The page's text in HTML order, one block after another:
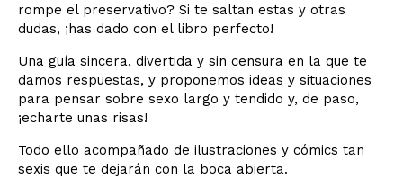
rompe el preservativo? Si te saltan estas y otras
dudas, ¡has dado con el libro perfecto!
Una guía sincera, divertida y sin censura en la que te
damos respuestas, y proponemos ideas y situaciones
para pensar sobre sexo largo y tendido y, de paso,
¡echarte unas risas!
Todo ello acompañado de ilustraciones y cómics tan
sexis que te dejarán con la boca abierta.